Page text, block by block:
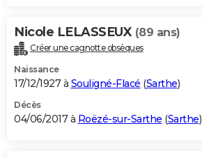
Nicole LELASSEUX (89 ans)
Créer une cagnotte obsèques
Naissance
17/12/1927 à Souligné-Flacé (Sarthe)
Décès
04/06/2017 à Roëzé-sur-Sarthe (Sarthe)